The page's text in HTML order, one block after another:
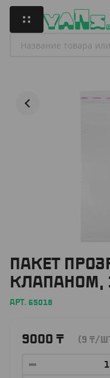
ПАКЕТ
КЛАПАНОМ,
АРТ. 65018
9000 ₸ (9 ₸/